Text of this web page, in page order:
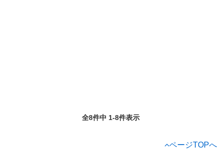
全8件中 1-8件表示
ページTOPへ